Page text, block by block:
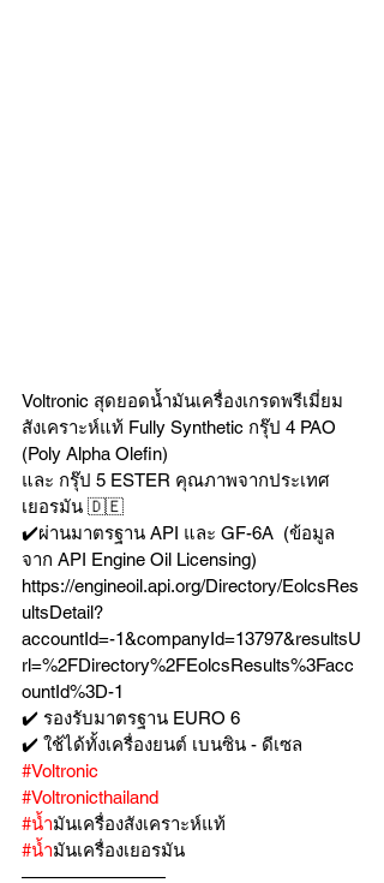
Voltronic สุดยอดน้ำมันเครื่องเกรดพรีเมี่ยม
สังเคราะห์แท้ Fully Synthetic กรุ๊ป 4 PAO
(Poly Alpha Olefin)
และ กรุ๊ป 5 ESTER คุณภาพจากประเทศ
เยอรมัน 🇩🇪
✔️ผ่านมาตรฐาน API และ GF-6A  (ข้อมูล
จาก API Engine Oil Licensing)
https://engineoil.api.org/Directory/EolcsRes
ultsDetail?
accountId=-1&companyId=13797&resultsU
rl=%2FDirectory%2FEolcsResults%3Facc
ountId%3D-1
✔️ รองรับมาตรฐาน EURO 6
✔️ ใช้ได้ทั้งเครื่องยนต์ เบนซิน - ดีเซล
#Voltronic
#Voltronicthailand
#น้ำมันเครื่องสังเคราะห์แท้
#น้ำมันเครื่องเยอรมัน
————————